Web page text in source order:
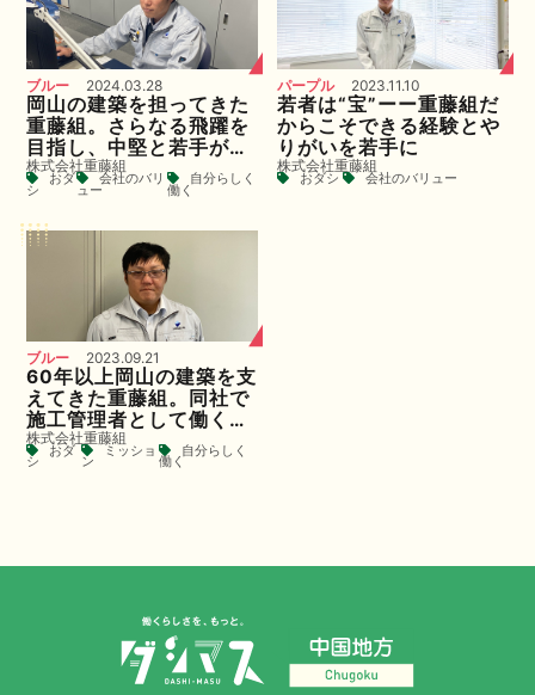
ブルー 2024.03.28
岡山の建築を担ってきた
重藤組。さらなる飛躍を
目指し、中堅と若手が刺
激し合う会社をつくる
株式会社重藤組
おダ
シ
会社のバリ
ュー
自分らしく
働く
パープル 2023.11.10
若者は“宝”ーー重藤組だ
からこそできる経験とや
りがいを若手に
株式会社重藤組
おダシ 会社のバリュー
ブルー 2023.09.21
60年以上岡山の建築を支
えてきた重藤組。同社で
施工管理者として働く面
白さとやりがいとは
株式会社重藤組
おダ
シ
ミッショ
ン
自分らしく
働く